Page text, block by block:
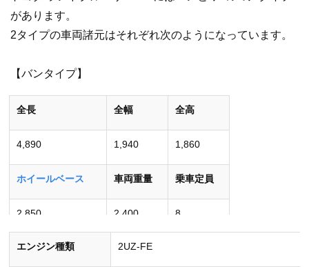
があります。
2タイプの車両諸元はそれぞれ次のようになっています。
【バンタイプ】
全長 全幅 全高
4,890 1,940 1,860
ホイールベース 車両重量 乗車定員
2,850 2,400 8
［単位］全長･全幅･全高･ホイールベース：mm
エンジン種類 2UZ-FE